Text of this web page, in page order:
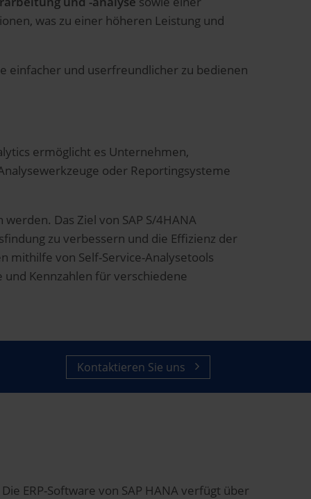
was zu einer höheren Leistung und
einfacher und userfreundlicher zu bedienen
ermöglicht es Unternehmen,
oder Reportingsysteme
Das Ziel von SAP S/4HANA
zu verbessern und die Effizienz der
mithilfe von Self-Service-Analysetools
Kennzahlen für verschiedene
Kontaktieren Sie uns
ERP-Software von SAP HANA verfügt über